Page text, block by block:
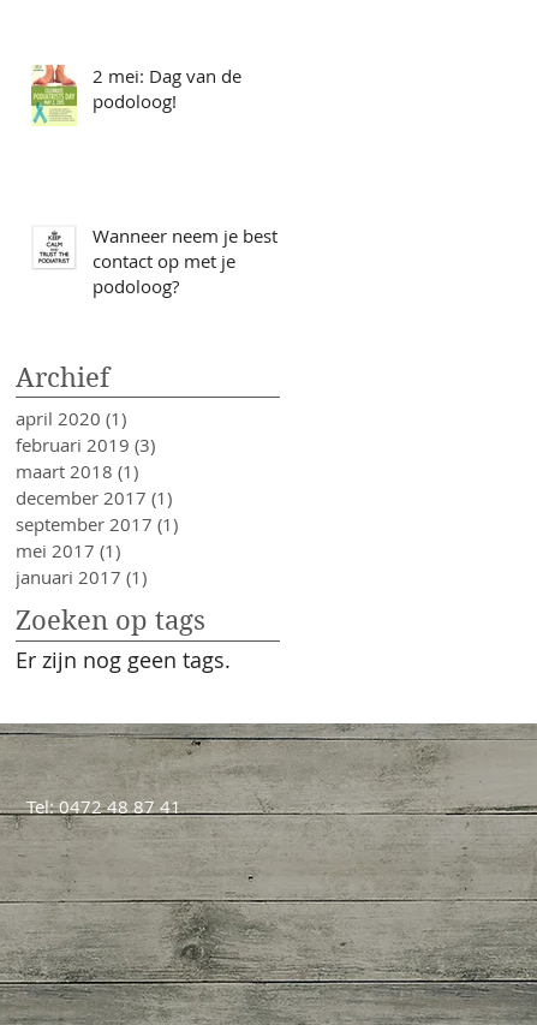
2 mei: Dag van de
podoloog!
Wanneer neem je best
contact op met je
podoloog?
Archief
april 2020 (1)
februari 2019 (3)
maart 2018 (1)
december 2017 (1)
september 2017 (1)
mei 2017 (1)
januari 2017 (1)
Zoeken op tags
Er zijn nog geen tags.
Tel: 0472 48 87 41